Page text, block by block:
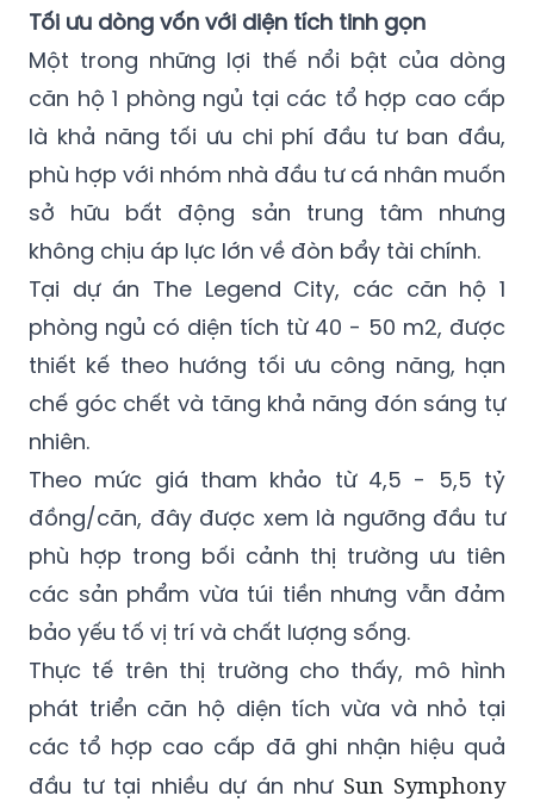
Tối ưu dòng vốn với diện tích tinh gọn
Một trong những lợi thế nổi bật của dòng
căn hộ 1 phòng ngủ tại các tổ hợp cao cấp
là khả năng tối ưu chi phí đầu tư ban đầu,
phù hợp với nhóm nhà đầu tư cá nhân muốn
sở hữu bất động sản trung tâm nhưng
không chịu áp lực lớn về đòn bẩy tài chính.
Tại dự án The Legend City, các căn hộ 1
phòng ngủ có diện tích từ 40 - 50 m2, được
thiết kế theo hướng tối ưu công năng, hạn
chế góc chết và tăng khả năng đón sáng tự
nhiên.
Theo mức giá tham khảo từ 4,5 - 5,5 tỷ
đồng/căn, đây được xem là ngưỡng đầu tư
phù hợp trong bối cảnh thị trường ưu tiên
các sản phẩm vừa túi tiền nhưng vẫn đảm
bảo yếu tố vị trí và chất lượng sống.
Thực tế trên thị trường cho thấy, mô hình
phát triển căn hộ diện tích vừa và nhỏ tại
các tổ hợp cao cấp đã ghi nhận hiệu quả
đầu tư tại nhiều dự án như Sun Symphony